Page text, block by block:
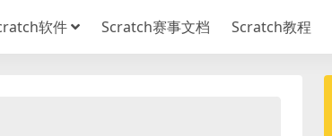
软件 Scratch赛事文档 Scratch教程